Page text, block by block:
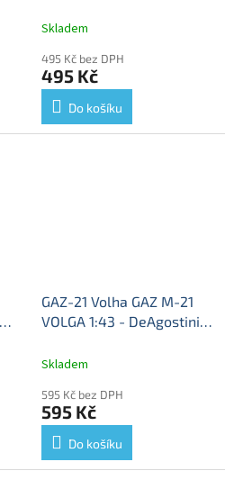
modelem #152
model auta
Skladem
495 Kč bez DPH
495 Kč
Do košíku
GAZ-21 Volha GAZ M-21
VOLGA 1:43 - DeAgostini
modelem
Skladem
595 Kč bez DPH
595 Kč
Do košíku